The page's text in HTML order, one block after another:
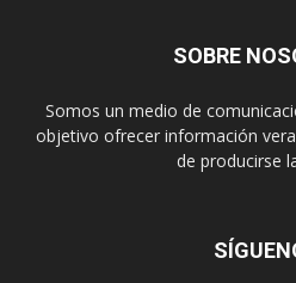
SOBRE
Somos un medio de
objetivo ofrecer información
de producirse